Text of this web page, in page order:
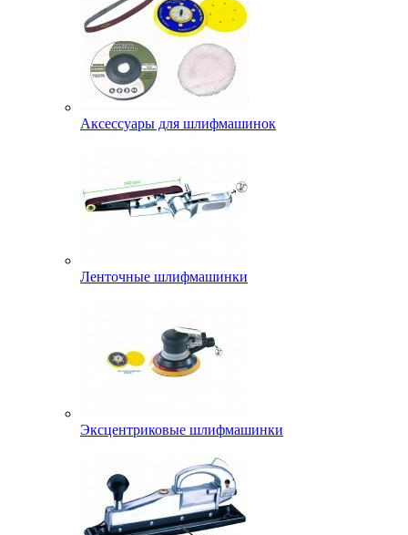
Аксессуары для шлифмашинок
Ленточные шлифмашинки
Эксцентриковые шлифмашинки